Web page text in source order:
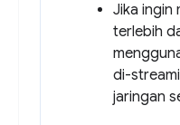
Jika ingin
terlebih
di-
jaringan